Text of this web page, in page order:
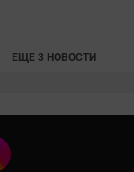
ЕЩЕ 3 НОВОСТИ